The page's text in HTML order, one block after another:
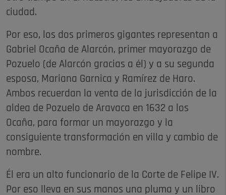
ciudad.
Por eso, los dos primeros gigantes representan a
Gabriel Ocaña de Alarcón, primer mayorazgo de
Pozuelo (de Alarcón gracias a él) y a su segunda
esposa, Mariana Garnica y Ramírez de Haro.
Ambos recuerdan la venta de la jurisdicción de la
aldea de Pozuelo de Aravaca en 1632 a los
Ocaña, para formar un mayorazgo y la
consiguiente transformación en villa y cambio de
nombre.
Él era un alto funcionario de la Corte de Felipe IV.
Por eso lleva en sus manos una pluma y un libro